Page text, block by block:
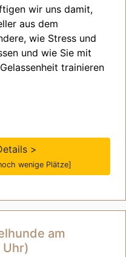
wir uns damit,
aus dem
wie Stress und
und wie Sie mit
trainieren
>
wenige Plätze]
am
Uhr)